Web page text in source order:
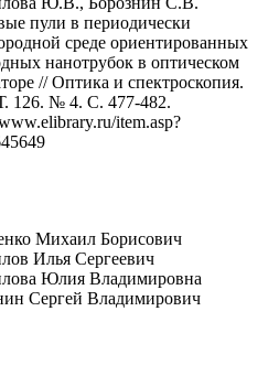
пули в периодически
среде ориентированных
нанотрубок в оптическом
// Оптика и спектроскопия.
126. № 4. С. 477-482.
item.asp?
Михаил Борисович
Илья Сергеевич
Юлия Владимировна
Сергей Владимирович